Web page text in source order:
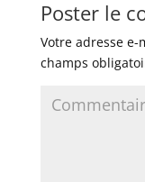
Poster le
Votre adresse
champs